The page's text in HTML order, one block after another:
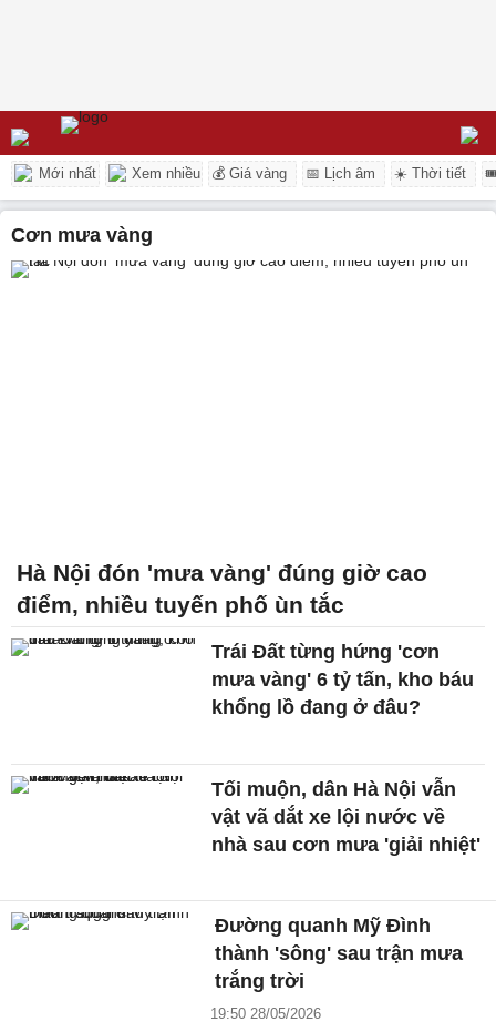
Mới nhất Xem nhiều 💰 Giá vàng 📅 Lịch âm ☀️ Thời tiết
cơn mưa vàng
Hà Nội đón 'mưa vàng' đúng giờ cao
điểm, nhiều tuyến phố ùn tắc
Trái Đất từng hứng 'cơn
mưa vàng' 6 tỷ tấn, kho báu
khổng lồ đang ở đâu?
Tối muộn, dân Hà Nội vẫn
vật vã dắt xe lội nước về
nhà sau cơn mưa 'giải nhiệt'
Đường quanh Mỹ Đình
thành 'sông' sau trận mưa
trắng trời
19:50 28/05/2026